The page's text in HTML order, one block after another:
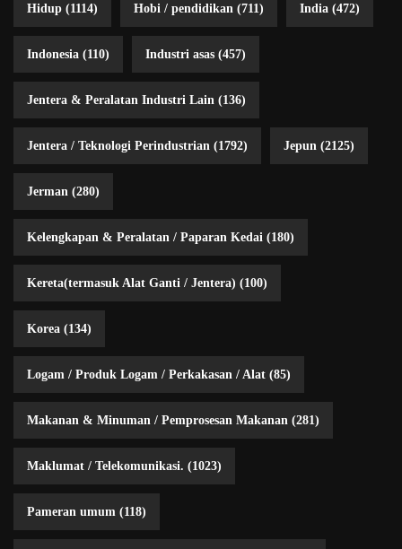
Hidup (1114) Hobi / pendidikan (711) India (472)
Indonesia (110) Industri asas (457)
Jentera & Peralatan Industri Lain (136)
Jentera / Teknologi Perindustrian (1792) Jepun (2125)
Jerman (280)
Kelengkapan & Peralatan / Paparan Kedai (180)
Kereta(termasuk Alat Ganti / Jentera) (100)
Korea (134)
Logam / Produk Logam / Perkakasan / Alat (85)
Makanan & Minuman / Pemprosesan Makanan (281)
Maklumat / Telekomunikasi. (1023)
Pameran umum (118)